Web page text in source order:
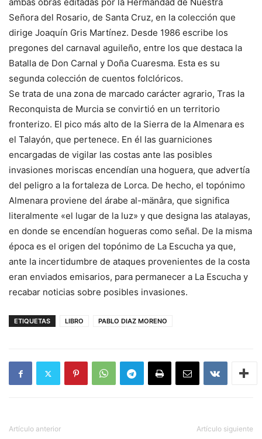
ambas obras editadas por la Hermandad de Nuestra
Señora del Rosario, de Santa Cruz, en la colección que
dirige Joaquín Gris Martínez. Desde 1986 escribe los
pregones del carnaval aguileño, entre los que destaca la
Batalla de Don Carnal y Doña Cuaresma. Esta es su
segunda colección de cuentos folclóricos.
Se trata de una zona de marcado carácter agrario, Tras la
Reconquista de Murcia se convirtió en un territorio
fronterizo. El pico más alto de la Sierra de la Almenara es
el Talayón, que pertenece. En él las guarniciones
encargadas de vigilar las costas ante las posibles
invasiones moriscas encendían una hoguera, que advertía
del peligro a la fortaleza de Lorca. De hecho, el topónimo
Almenara proviene del árabe al-mänâra, que significa
literalmente «el lugar de la luz» y que designa las atalayas,
en donde se encendían hogueras como señal. De la misma
época es el origen del topónimo de La Escucha ya que,
ante la incertidumbre de ataques provenientes de la costa
eran enviados emisarios, para permanecer a La Escucha y
recabar noticias sobre posibles invasiones.
ETIQUETAS LIBRO PABLO DIAZ MORENO
Artículo anterior Artículo siguiente